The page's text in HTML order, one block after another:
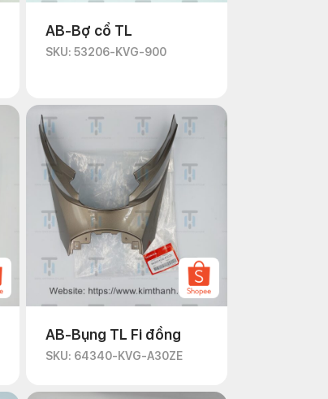
AB-Bợ cổ TL
SKU: 53206-KVG-900
AB-Bụng TL Fi đồng
SKU: 64340-KVG-A30ZE